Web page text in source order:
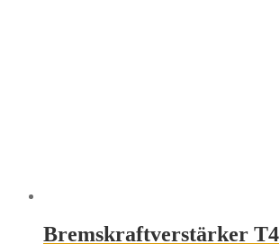
Bremskraftverstärker T4